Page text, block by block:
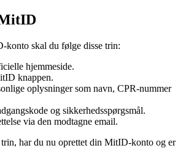
konto skal du følge disse trin:
hjemmeside.
knappen.
oplysninger som navn, CPR-nummer
og sikkerhedsspørgsmål.
via den modtagne email.
har du nu oprettet din MitID-konto og er